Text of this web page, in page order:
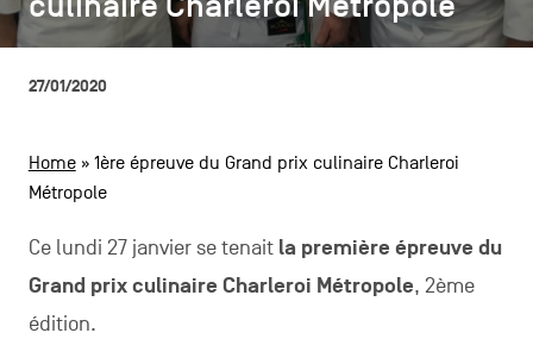
secondaire
POLITIQUE VIE PRIVÉE
FacebookInstagramYoutubeLinkedIn
27/01/2020
Home» 1ère épreuve du Grand prix culinaire Charleroi
Métropole
Ce lundi 27 janvier se tenait la première épreuve du
Grand prix culinaire Charleroi Métropole, 2ème
édition.